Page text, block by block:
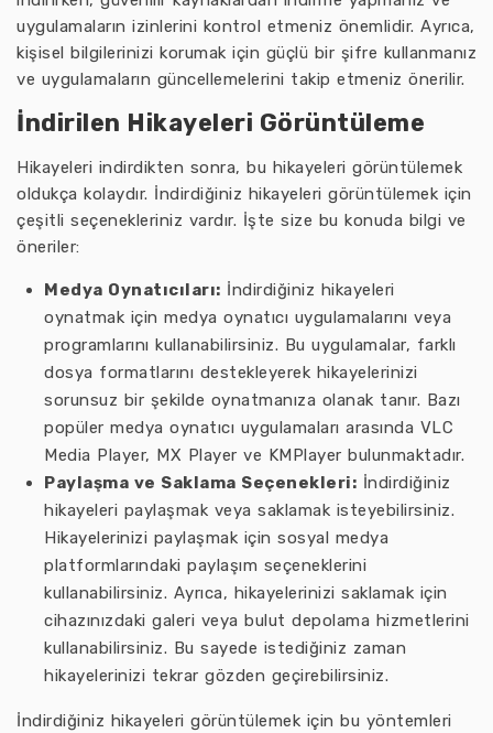
uygulamaların izinlerini kontrol etmeniz önemlidir. Ayrıca,
kişisel bilgilerinizi korumak için güçlü bir şifre kullanmanız
ve uygulamaların güncellemelerini takip etmeniz önerilir.
İndirilen Hikayeleri Görüntüleme
Hikayeleri indirdikten sonra, bu hikayeleri görüntülemek
oldukça kolaydır. İndirdiğiniz hikayeleri görüntülemek için
çeşitli seçenekleriniz vardır. İşte size bu konuda bilgi ve
öneriler:
Medya Oynatıcıları: İndirdiğiniz hikayeleri
oynatmak için medya oynatıcı uygulamalarını veya
programlarını kullanabilirsiniz. Bu uygulamalar, farklı
dosya formatlarını destekleyerek hikayelerinizi
sorunsuz bir şekilde oynatmanıza olanak tanır. Bazı
popüler medya oynatıcı uygulamaları arasında VLC
Media Player, MX Player ve KMPlayer bulunmaktadır.
Paylaşma ve Saklama Seçenekleri: İndirdiğiniz
hikayeleri paylaşmak veya saklamak isteyebilirsiniz.
Hikayelerinizi paylaşmak için sosyal medya
platformlarındaki paylaşım seçeneklerini
kullanabilirsiniz. Ayrıca, hikayelerinizi saklamak için
cihazınızdaki galeri veya bulut depolama hizmetlerini
kullanabilirsiniz. Bu sayede istediğiniz zaman
hikayelerinizi tekrar gözden geçirebilirsiniz.
İndirdiğiniz hikayeleri görüntülemek için bu yöntemleri